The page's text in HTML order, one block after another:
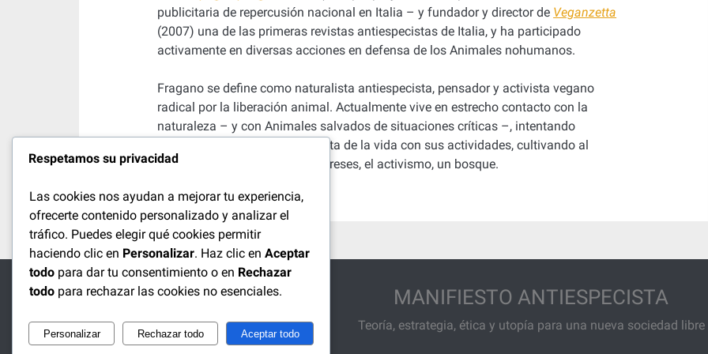
publicitaria de repercusión nacional en Italia – y fundador y director de Veganzetta
(2007) una de las primeras revistas antiespecistas de Italia,y ha participado
activamente en diversas acciones en defensa de los Animales nohumanos.
Fragano se define como naturalista antiespecista, pensador y activista vegano
radical por la liberación animal. Actualmente vive en estrecho contacto con la
naturaleza – y con Animales salvados de situaciones críticas –, intentando
combinar su visión antiespecista de la vida con sus actividades, cultivando al
mismo tiempo sus propios intereses, el activismo, un bosque.
MANIFIESTO ANTIESPECISTA
Teoría, estrategia, ética y utopía para una nueva sociedad libre
Respetamos su privacidad
Las cookies nos ayudan a mejorar tu experiencia,
ofrecerte contenido personalizado y analizar el
tráfico. Puedes elegir qué cookies permitir
haciendo clic en Personalizar. Haz clic en Aceptar
todo para dar tu consentimiento o en Rechazar
todo para rechazar las cookies no esenciales.
Personalizar Rechazar todo Aceptar todo